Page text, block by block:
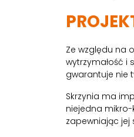
Ze względu na
wytrzymałość i
gwarantuje nie
Skrzynia ma
niejedna mikro-
zapewniając